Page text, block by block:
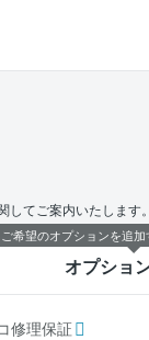
てご案内いたします。
オプショ
修理保証
ご希望のオプションを追加